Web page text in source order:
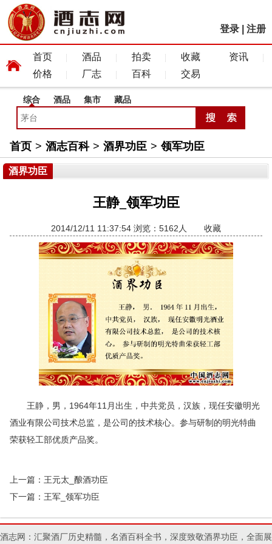
登录 注册
首页 酒品 拍卖 收藏
资讯
价格
厂志 百科 交易
综合 酒品 集市 藏品
首页 > 酒志百科 > 酒界功臣 > 领军功臣
酒界功臣
王静_领军功臣
2014/12/11 11:37:54 浏览：5162人 收藏
王静，男，1964年11月出生，中共党员，汉族，现任安徽明光
酒业有限公司技术总监，是公司的技术核心。参与研制的明光特曲
荣获轻工部优质产品奖。
上一篇： 王元太_酿酒功臣
下一篇： 王军_领军功臣
酒志网：汇聚酒厂历史精髓，名酒百科全书，深度致敬酒界功臣，全面展